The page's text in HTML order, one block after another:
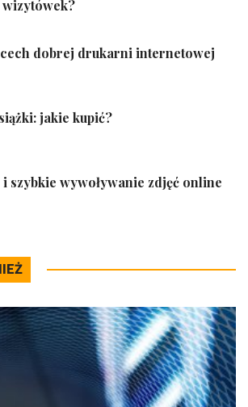
cech dobrej drukarni internetowej
jakie kupić?
szybkie wywoływanie zdjęć online